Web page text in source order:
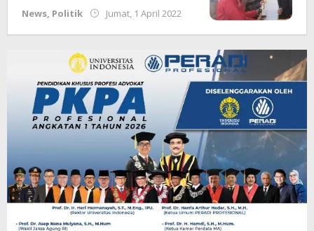
News, Politik Jumat, 1 April 2022